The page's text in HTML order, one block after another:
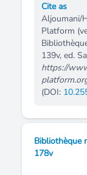
Cite as
Aljoumani/
Platform
139v, ed.
https://
(DOI:
Bibliothèque
178v